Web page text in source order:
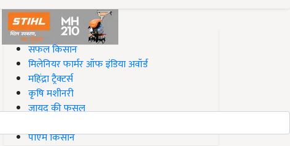
#Top on Krishi Jagran
सफल किसान
मिलेनियर फार्मर ऑफ इंडिया अवॉर्ड
महिंद्रा ट्रैक्टर्स
कृषि मशीनरी
जायद की फसल
पीएम किसान